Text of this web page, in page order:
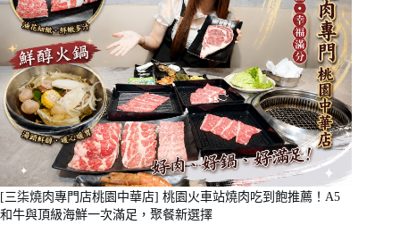
[三柒燒肉專門店桃園中華店] 桃園火車站燒肉吃到飽推薦！A5
和牛與頂級海鮮一次滿足，聚餐新選擇